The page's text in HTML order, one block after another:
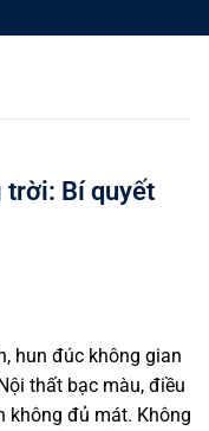
trời: Bí quyết
hun đúc không gian
thất bạc màu, điều
không đủ mát. Không